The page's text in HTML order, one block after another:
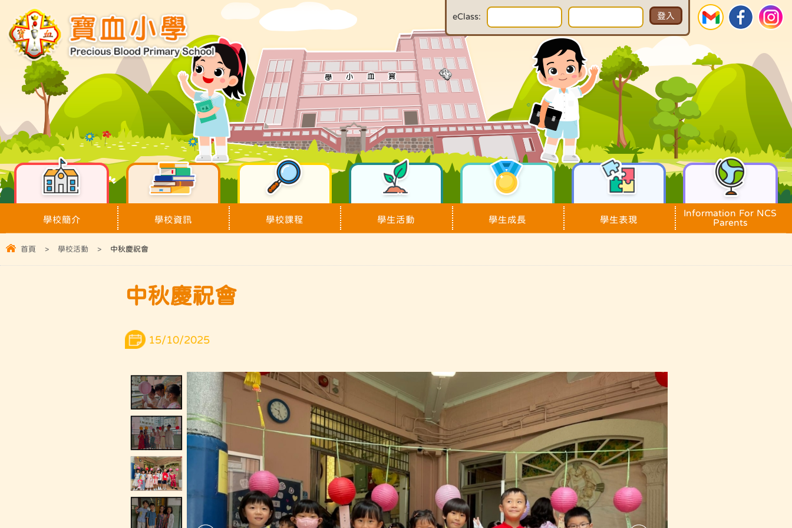
eClass:
學校簡介 學校資訊 學校課程 學生活動 學生成長 學生表現
Information For NCS
Parents
首頁 > 學校活動 > 中秋慶祝會
中秋慶祝會
15/10/2025